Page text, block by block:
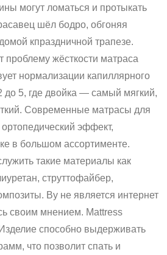
могут ломаться и протыкать
шёл бодро, обгоняя
кпраздничной трапезе.
проблему жёсткости матраса
нормализации капиллярного
до 5, где двойка — самый мягкий,
Современные матрасы для
эффект,
в большом ассортименте.
такие материалы как
струттофайбер,
By не является интернет
своим мнением. Mattress
способно выдерживать
что позволит спать и